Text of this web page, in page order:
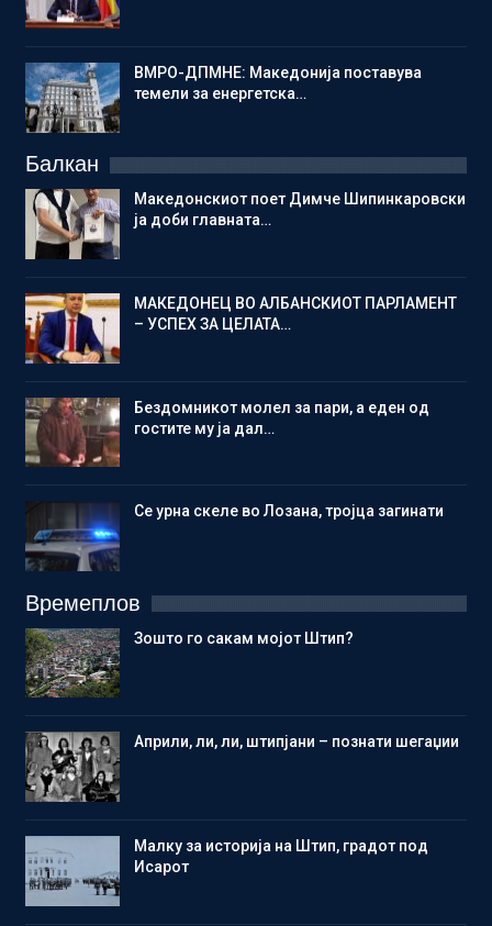
ВМРО-ДПМНЕ: Македонија поставува
темели за енергетска…
Балкан
Македонскиот поет Димче Шипинкаровски
ја доби главната…
МАКЕДОНЕЦ ВО АЛБАНСКИОТ ПАРЛАМЕНТ
– УСПЕХ ЗА ЦЕЛАТА…
Бездомникот молел за пари, а еден од
гостите му ја дал…
Се урна скеле во Лозана, тројца загинати
Времеплов
Зошто го сакам мојот Штип?
Aприли, ли, ли, штипјани – познати шегаџии
Малку за историја на Штип, градот под
Исарот